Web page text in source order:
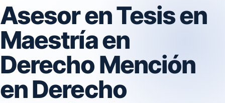
Asesor en Tesis en
Maestría en
Derecho Mención
en Derecho